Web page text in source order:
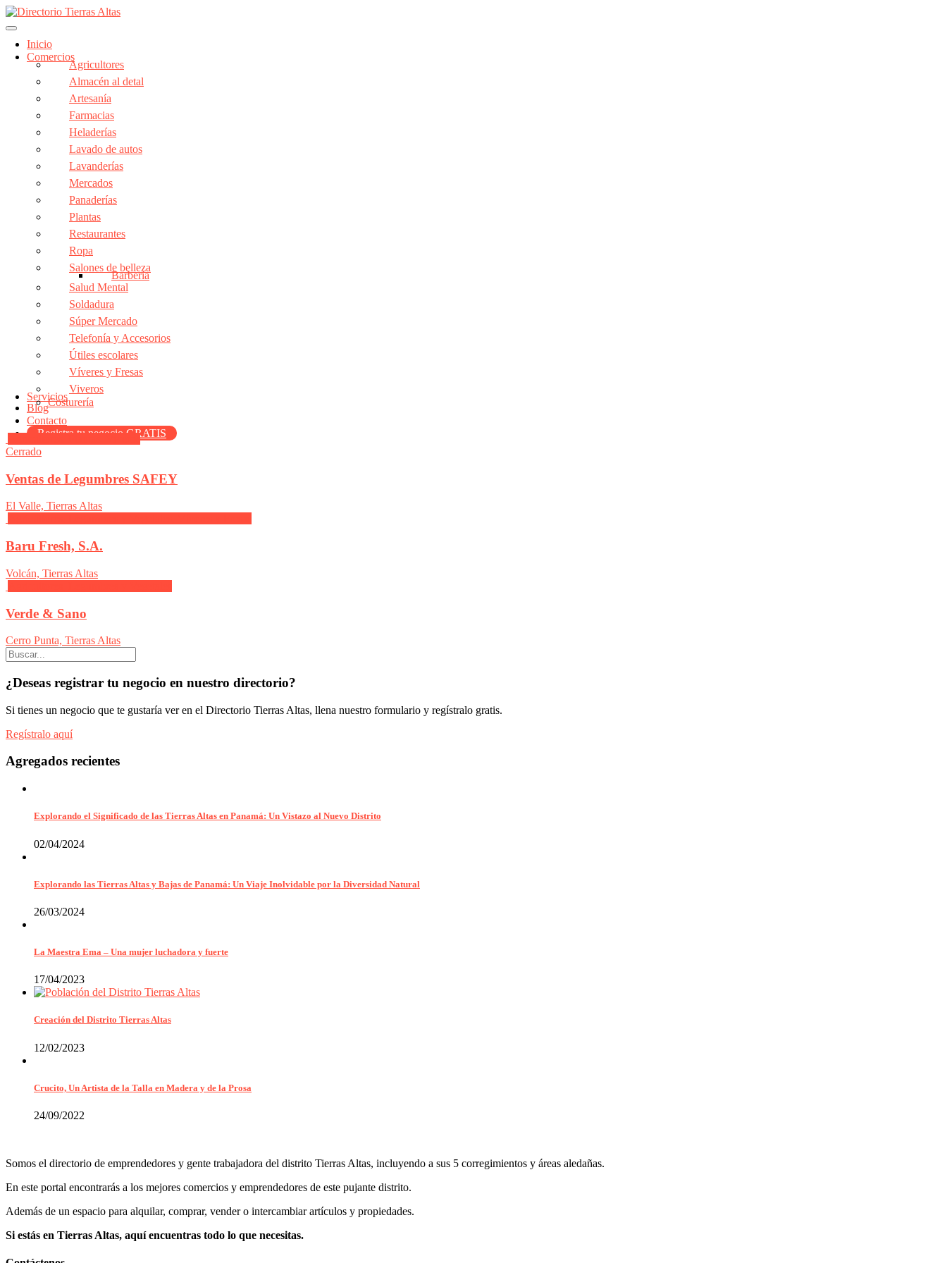
Inicio
Comercios
Agricultores
Almacén al detal
Artesanía
Farmacias
Heladerías
Lavado de autos
Lavanderías
Mercados
Panaderías
Plantas
Restaurantes
Ropa
Salones de belleza
Barbería
Salud Mental
Soldadura
Súper Mercado
Telefonía y Accesorios
Útiles escolares
Víveres y Fresas
Viveros
ServiciosCosturería
Blog
Contacto
Registra tu negocio GRATIS
Cerrado
Ventas de Legumbres SAFEY
El Valle, Tierras Altas
Baru Fresh, S.A.
Volcán, Tierras Altas
Verde & Sano
Cerro Punta, Tierras Altas
¿Deseas registrar tu negocio en nuestro directorio?
Si tienes un negocio que te gustaría ver en el Directorio Tierras Altas, llena nuestro formulario y regístralo gratis.
Regístralo aquí
Agregados recientes
Explorando el Significado de las Tierras Altas en Panamá: Un Vistazo al Nuevo Distrito
02/04/2024
Explorando las Tierras Altas y Bajas de Panamá: Un Viaje Inolvidable por la Diversidad Natural
26/03/2024
La Maestra Ema – Una mujer luchadora y fuerte
17/04/2023
Creación del Distrito Tierras Altas
12/02/2023
Crucito, Un Artista de la Talla en Madera y de la Prosa
24/09/2022
Somos el directorio de emprendedores y gente trabajadora del distrito Tierras Altas, incluyendo a sus 5 corregimientos y áreas aledañas.
En este portal encontrarás a los mejores comercios y emprendedores de este pujante distrito.
Además de un espacio para alquilar, comprar, vender o intercambiar artículos y propiedades.
Si estás en Tierras Altas, aquí encuentras todo lo que necesitas.